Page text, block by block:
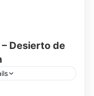
Desierto de
a sur en 8 días: